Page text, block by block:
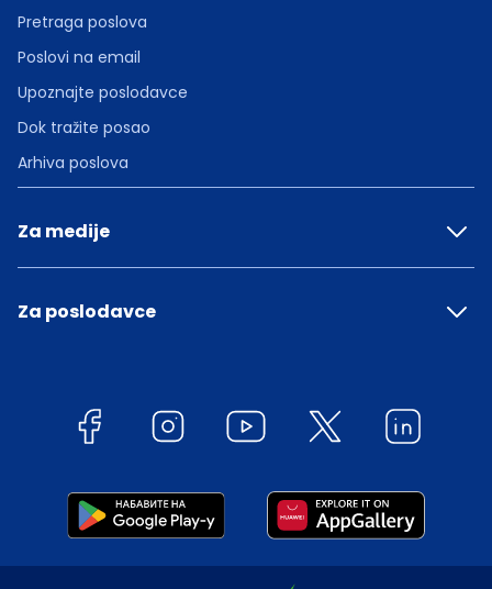
Pretraga poslova
Poslovi na email
Upoznajte poslodavce
Dok tražite posao
Arhiva poslova
Za medije
Za poslodavce